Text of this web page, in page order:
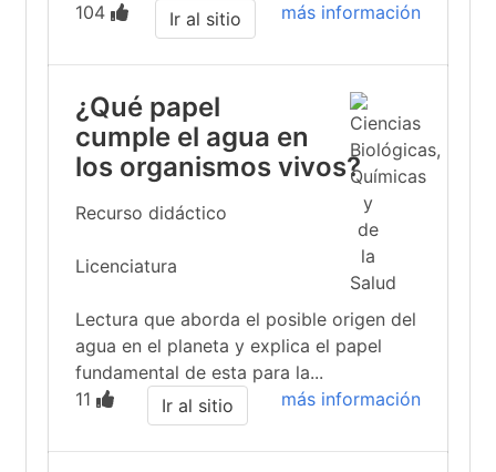
104
más información
Ir al sitio
¿Qué papel
cumple el agua en
los organismos vivos?
Recurso didáctico
Licenciatura
Lectura que aborda el posible origen del
agua en el planeta y explica el papel
fundamental de esta para la...
11
más información
Ir al sitio